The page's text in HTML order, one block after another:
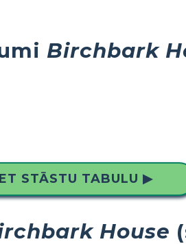
Birchbark
STĀSTU TABULU ▶
House